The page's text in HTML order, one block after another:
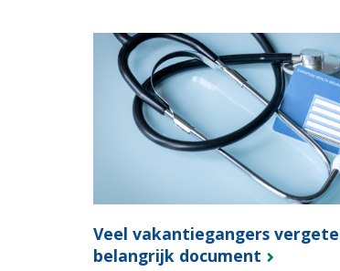
Veel vakantiegangers
belangrijk document